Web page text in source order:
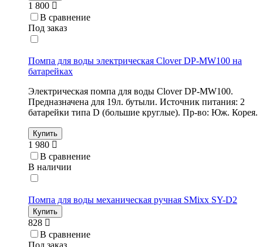
1 800
В сравнение
Под заказ
Помпа для воды электрическая Clover DP-MW100 на
батарейках
Электрическая помпа для воды Clover DP-MW100.
Предназначена для 19л. бутыли. Источник питания: 2
батарейки типа D (большие круглые). Пр-во: Юж. Корея.
Купить
1 980
В сравнение
В наличии
Помпа для воды механическая ручная SMixx SY-D2
Купить
828
В сравнение